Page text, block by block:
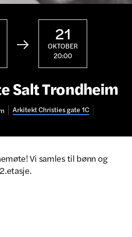

21
OKTOBER
20:00
Salt Trondheim
Arkitekt Christies gate 1C
Vi samles til bønn og